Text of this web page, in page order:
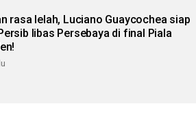
rasa lelah, Luciano Guaycochea siap
libas Persebaya di final Piala